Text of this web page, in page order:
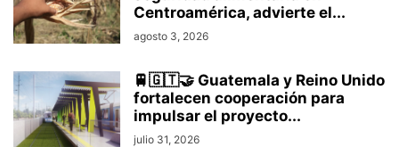
Centroamérica, advierte el...
agosto 3, 2026
🚆🇬🇹🤝 Guatemala y Reino Unido
fortalecen cooperación para
impulsar el proyecto...
julio 31, 2026